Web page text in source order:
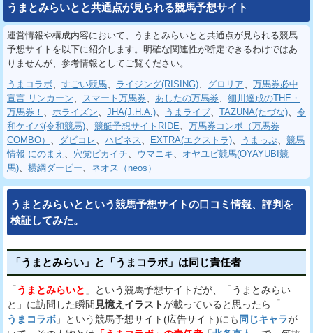
うまとみらいとと共通点が見られる競馬予想サイト
運営情報や構成内容において、うまとみらいとと共通点が見られる競馬
予想サイトを以下に紹介します。明確な関連性が断定できるわけではあ
りませんが、参考情報としてご覧ください。
うまコラボ
すごい競馬 ライジング(RISING) グロリア
万馬券必中
宣言 リンカーン
スマート万馬券 あしたの万馬券
細川達成のTHE・
万馬券！
ホライズン JHA(J.H.A.) うまライブ TAZUNA(たづな)
令
和ケイバ(令和競馬)
競艇予想サイトRIDE
万馬券コンボ（万馬券
COMBO）
ダビコレ ハピネス EXTRA(エクストラ) うまっぷ
競馬
情報 にのまえ
穴党ピカイチ ウマニキ
オヤユビ競馬(OYAYUBI競
馬)
横綱ダービー ネオス（neos）
うまとみらいとという競馬予想サイトの口コミ情報、評判を
検証してみた。
「うまとみらい」と「うまコラボ」は同じ責任者
「うまとみらいと 」という競馬予想サイトだが、「うまとみらい
と」に訪問した瞬間 見憶えイラストが載っていると思ったら「
うまコラボ 」という競馬予想サイト(広告サイト)にも同じキャラが